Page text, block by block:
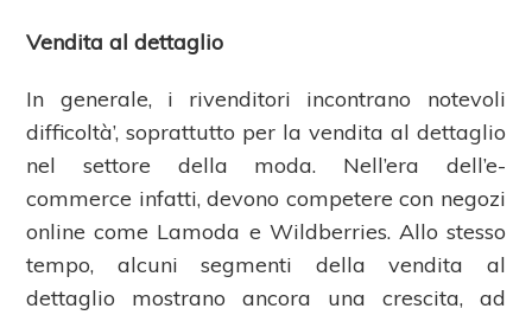
Vendita al dettaglio
In generale, i rivenditori incontrano notevoli
difficoltà’, soprattutto per la vendita al dettaglio
nel settore della moda. Nell’era dell’e-
commerce infatti, devono competere con negozi
online come Lamoda e Wildberries. Allo stesso
tempo, alcuni segmenti della vendita al
dettaglio mostrano ancora una crescita, ad